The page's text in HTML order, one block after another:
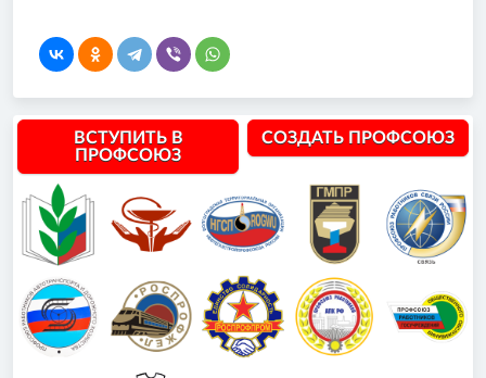
ВСТУПИТЬ В
ПРОФСОЮЗ
СОЗДАТЬ ПРОФСОЮЗ